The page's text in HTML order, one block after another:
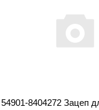
54901-8404272 Зацеп